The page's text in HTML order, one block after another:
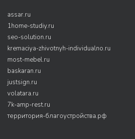
assar.ru
1home-studiy.ru
seo-solution.ru
kremaciya-zhivotnyh-individualno.ru
most-mebel.ru
baskaran.ru
justsign.ru
volatara.ru
7k-amp-rest.ru
территория-благоустройства.рф